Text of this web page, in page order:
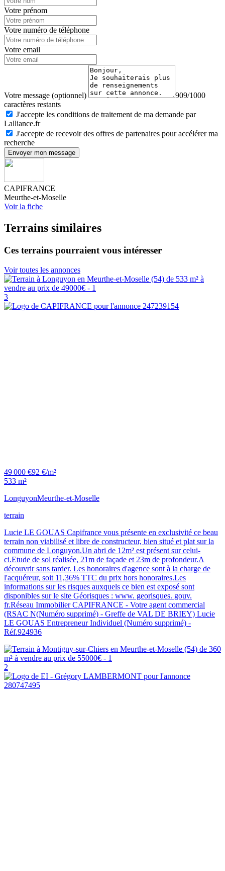
Votre prénom
Votre numéro de téléphone
Votre email
Votre message (optionnel)
909/1000
caractères restants
J'accepte les conditions de traitement de ma demande par
Lalliance.fr
J'accepte de recevoir des offres de partenaires pour accélérer ma
recherche
Envoyer mon message
CAPIFRANCE
Meurthe-et-Moselle
Voir la fiche
Terrains similaires
Ces terrains pourraient vous intéresser
Voir toutes les annonces
3
49 000 €92 €/m²
533 m²
LonguyonMeurthe-et-Moselle
terrain
Lucie LE GOUAS Capifrance vous présente en exclusivité ce beau
terrain non viabilisé et libre de constructeur, bien situé et plat sur la
commune de Longuyon.Un abri de 12m² est présent sur celui-
ci.Etude de sol réalisée, 21m de façade et 23m de profondeur.A
découvrir sans tarder. Les honoraires d'agence sont à la charge de
l'acquéreur, soit 11,36% TTC du prix hors honoraires.Les
informations sur les risques auxquels ce bien est exposé sont
disponibles sur le site Géorisques : www. georisques. gouv.
fr.Réseau Immobilier CAPIFRANCE - Votre agent commercial
(RSAC N(Numéro supprimé) - Greffe de VAL DE BRIEY) Lucie
LE GOUAS Entrepreneur Individuel (Numéro supprimé) -
Réf.924936
2